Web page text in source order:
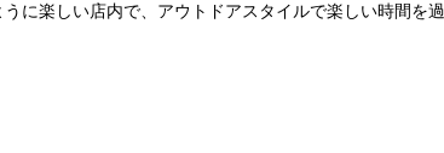
に楽しい店内で、アウトドアスタイルで楽しい時間を